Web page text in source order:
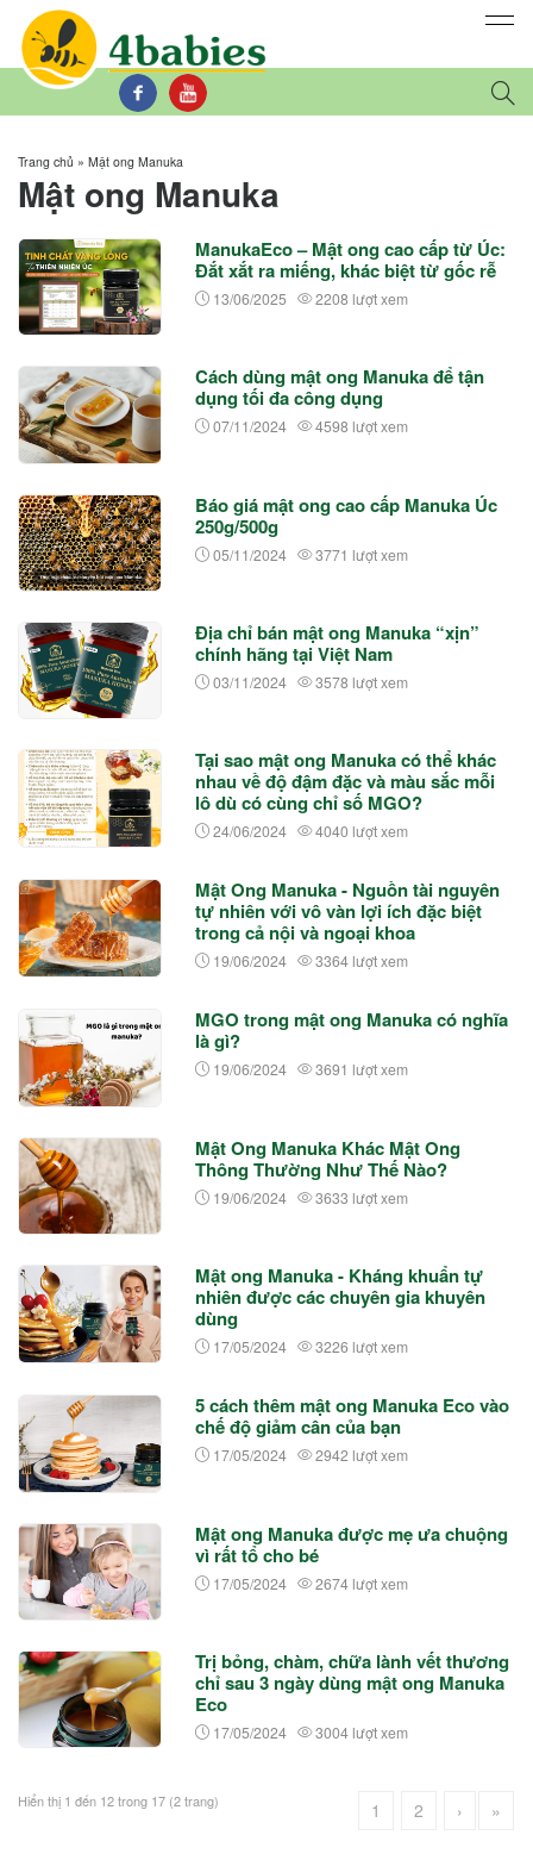
Trang chủ » Mật ong Manuka
Mật ong Manuka
ManukaEco – Mật ong cao cấp từ Úc:
Đắt xắt ra miếng, khác biệt từ gốc rễ
13/06/2025 2208 lượt xem
Cách dùng mật ong Manuka để tận
dụng tối đa công dụng
07/11/2024 4598 lượt xem
Báo giá mật ong cao cấp Manuka Úc
250g/500g
05/11/2024 3771 lượt xem
Địa chỉ bán mật ong Manuka “xịn”
chính hãng tại Việt Nam
03/11/2024 3578 lượt xem
Tại sao mật ong Manuka có thể khác
nhau về độ đậm đặc và màu sắc mỗi
lô dù có cùng chỉ số MGO?
24/06/2024 4040 lượt xem
Mật Ong Manuka - Nguồn tài nguyên
tự nhiên với vô vàn lợi ích đặc biệt
trong cả nội và ngoại khoa
19/06/2024 3364 lượt xem
MGO trong mật ong Manuka có nghĩa
là gì?
19/06/2024 3691 lượt xem
Mật Ong Manuka Khác Mật Ong
Thông Thường Như Thế Nào?
19/06/2024 3633 lượt xem
Mật ong Manuka - Kháng khuẩn tự
nhiên được các chuyên gia khuyên
dùng
17/05/2024 3226 lượt xem
5 cách thêm mật ong Manuka Eco vào
chế độ giảm cân của bạn
17/05/2024 2942 lượt xem
Mật ong Manuka được mẹ ưa chuộng
vì rất tổ cho bé
17/05/2024 2674 lượt xem
Trị bỏng, chàm, chữa lành vết thương
chỉ sau 3 ngày dùng mật ong Manuka
Eco
17/05/2024 3004 lượt xem
1 2 › »
Hiển thị 1 đến 12 trong 17 (2 trang)